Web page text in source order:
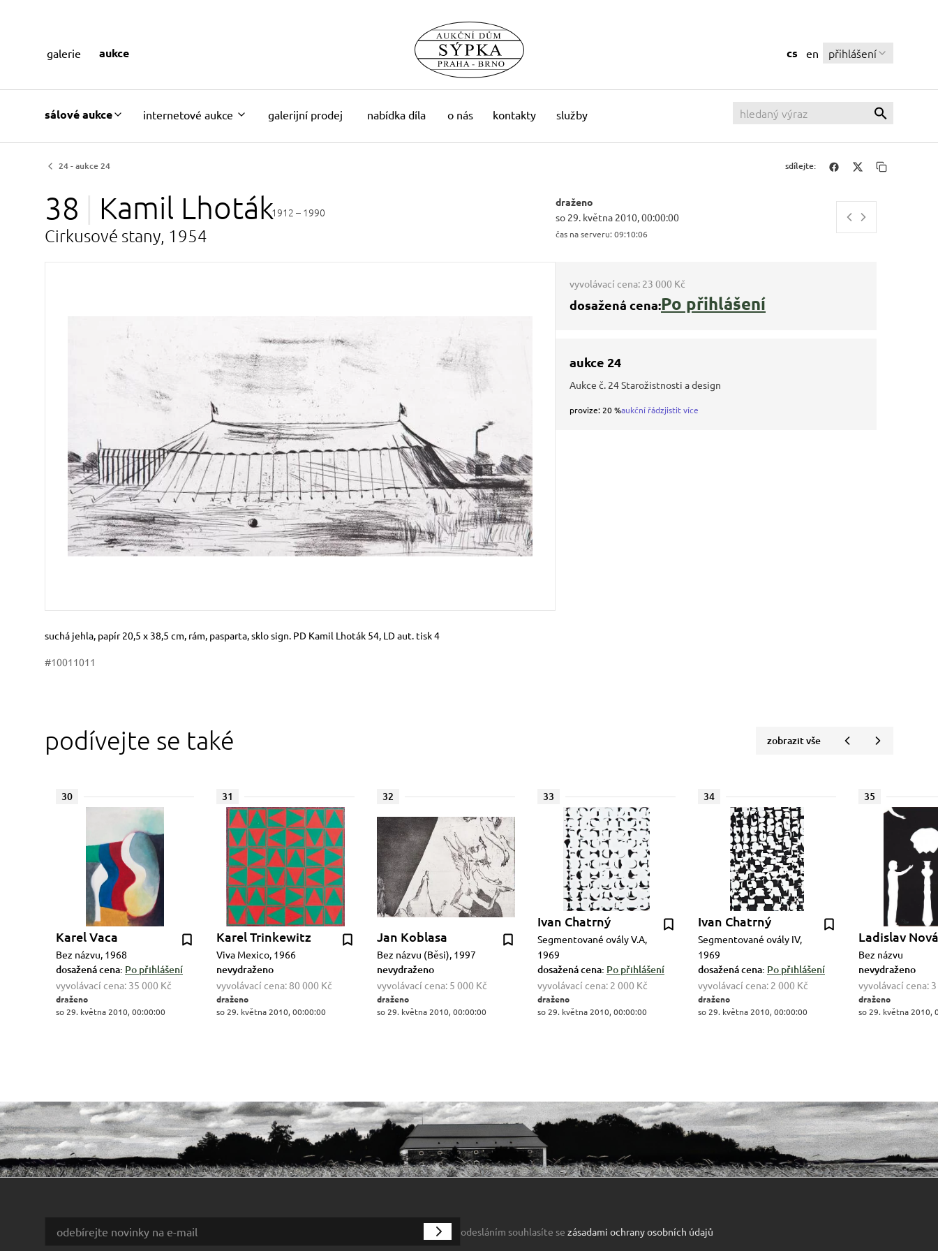
sálové aukce internetové aukce galerijní prodej nabídka díla o nás kontakty služby
cs en přihlášení
galerie aukce
24 - aukce 24 sdílejte:
38 Kamil Lhoták1912 – 1990
Cirkusové stany, 1954
draženo
so 29. května 2010, 00:00:00
čas na serveru: 09:10:06
Rozměry
Stručný popis předmětu
suchá jehla, papír 20,5 x 38,5 cm, rám, pasparta, sklo sign. PD Kamil Lhoták 54, LD aut. tisk 4
#10011011
vyvolávací cena: 23 000 Kč
dosažená cena:Po přihlášení
aukce 24
Aukce č. 24 Starožistnosti a design
provize: 20 %aukční řádzjistit více
podívejte se také zobrazit vše
30
Karel Vaca
Bez názvu, 1968
dosažená cena: Po přihlášení
vyvolávací cena: 35 000 Kč
draženo
so 29. května 2010, 00:00:00
31
Karel Trinkewitz
Viva Mexico, 1966
nevydraženo
vyvolávací cena: 80 000 Kč
draženo
so 29. května 2010, 00:00:00
32
Jan Koblasa
Bez názvu (Běsi), 1997
nevydraženo
vyvolávací cena: 5 000 Kč
draženo
so 29. května 2010, 00:00:00
33
Ivan Chatrný
Segmentované ovály V.A,
1969
dosažená cena: Po přihlášení
vyvolávací cena: 2 000 Kč
draženo
so 29. května 2010, 00:00:00
34
Ivan Chatrný
Segmentované ovály IV,
1969
dosažená cena: Po přihlášení
vyvolávací cena: 2 000 Kč
draženo
so 29. května 2010, 00:00:00
35
Ladislav
Bez názvu
nevydraženo
vyvolávací cena:
draženo
so 29. května 2010,
odesláním souhlasíte se zásadami ochrany osobních údajů